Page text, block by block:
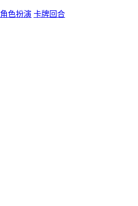
角色扮演 卡牌回合